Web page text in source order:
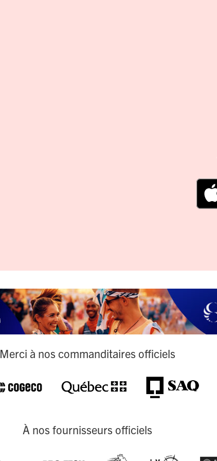
Merci à nos commanditaires officiels
À nos fournisseurs officiels